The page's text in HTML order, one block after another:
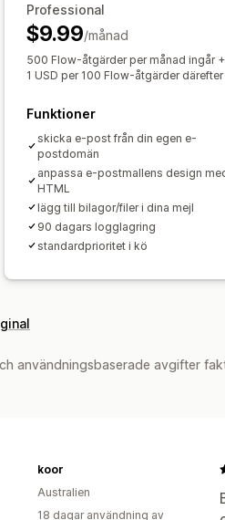
Professional
$9.99/månad
500 Flow-åtgärder per månad ingår +
1 USD per 100 Flow-åtgärder därefter
Funktioner
skicka e-post från din egen e-
postdomän
anpassa e-postmallens design
HTML
lägg till bilagor/filer i dina mejl
90 dagars logglagring
standardprioritet i kö
användningsbaserade avgifter
koor
Australien
18 dagar användning av